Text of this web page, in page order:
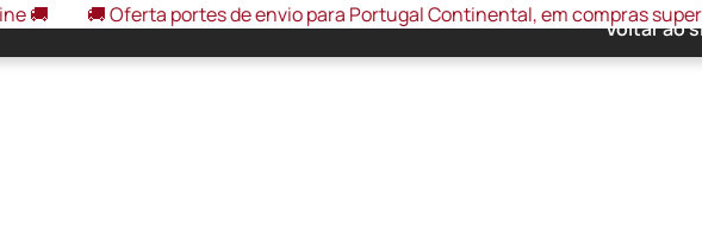
🚚 Oferta portes de envio para Portugal Continental, em compras superiores
Voltar ao